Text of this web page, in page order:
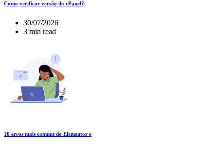
Como verificar versão do cPanel?
30/07/2026
3 min read
10 erros mais comuns do Elementor e